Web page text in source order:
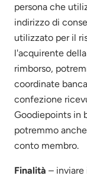
persona che
indirizzo di
utilizzato per il
l'acquirente
rimborso,
coordinate
confezione
Goodiepoints in
potremmo
conto membro.
Finalità –